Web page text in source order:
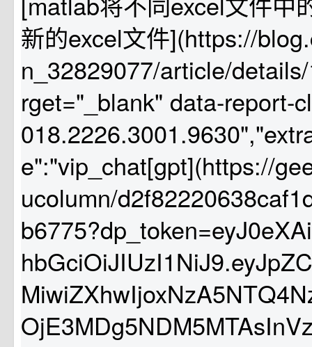
新的excel文件](https://
n_32829077/article/
rget="_blank" data-report-
e":"vip_chat[gpt](https://
ucolumn/